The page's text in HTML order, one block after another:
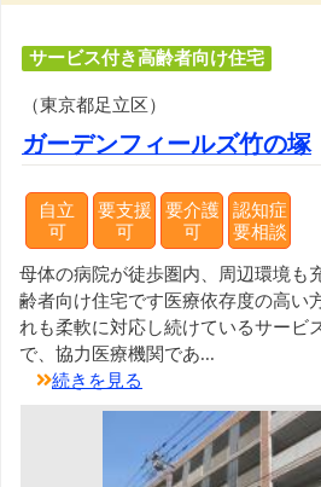
サービス付き高齢者向け住宅
（東京都足立区）
ガーデンフィールズ竹の塚
自立
可
要支援
可
要介護
可
認知症
要相談
母体の病院が徒歩圏内、周辺環境も
齢者向け住宅です医療依存度の高い
れも柔軟に対応し続けているサービ
で、協力医療機関であ...
続きを見る